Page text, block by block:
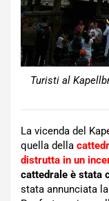
Turisti al
La vicenda del
quella della
distrutta in un
cattedrale è stata
stata annunciata